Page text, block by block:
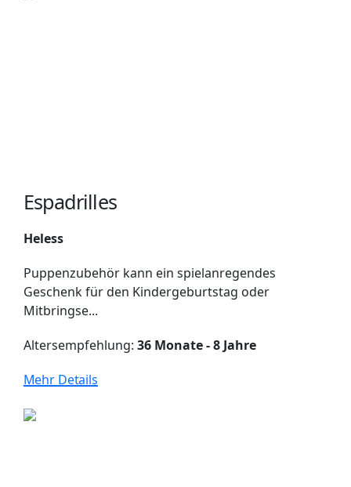
Espadrilles
Heless
Puppenzubehör kann ein spielanregendes
Geschenk für den Kindergeburtstag oder
Mitbringse...
Altersempfehlung: 36 Monate - 8 Jahre
Mehr Details